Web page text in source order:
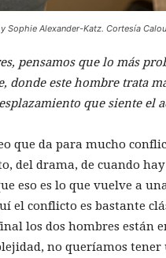
Sophie Alexander-Katz. Cortesía
pensamos que lo más
donde este hombre trata
que siente el
que da para mucho
del drama, de cuando
eso es lo que vuelve a
el conflicto es bastante
los dos hombres están
no queríamos